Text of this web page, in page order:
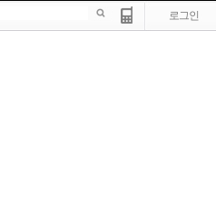
로그인